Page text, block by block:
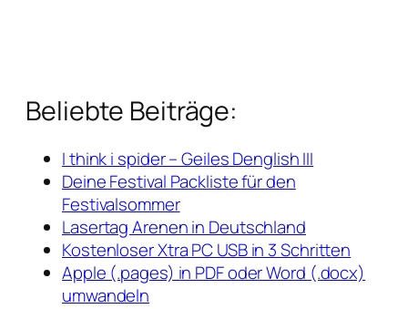
Beliebte Beiträge:
I think i spider – Geiles Denglish III
Deine Festival Packliste für den
Festivalsommer
Lasertag Arenen in Deutschland
Kostenloser Xtra PC USB in 3 Schritten
Apple (.pages) in PDF oder Word (.docx)
umwandeln